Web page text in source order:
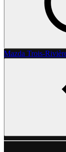
Mazda Trois-